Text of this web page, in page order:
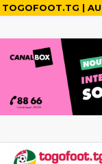
TOGOFOOT.TG |